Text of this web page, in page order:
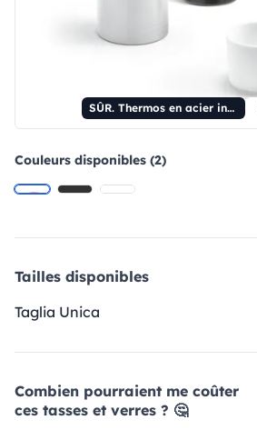
SÛR. Thermos en acier inoxydable et polypropylène de 490 ml
Couleurs disponibles (2)
Tailles disponibles
Taglia Unica
Combien pourraient me coûter
ces tasses et verres ? 🤔